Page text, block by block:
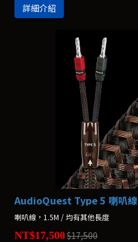
詳細介紹
AudioQuest Type 5 喇叭線
喇叭線，1.5M / 均有其他長度
NT$17,500$17,500